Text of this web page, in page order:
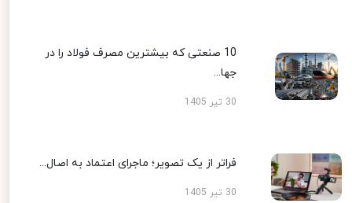
10 صنعتی که بیشترین مصرف فولاد را در
جها...
30 تیر 1405
فراتر از یک تصویر؛ ماجرای اعتماد به اصال...
30 تیر 1405